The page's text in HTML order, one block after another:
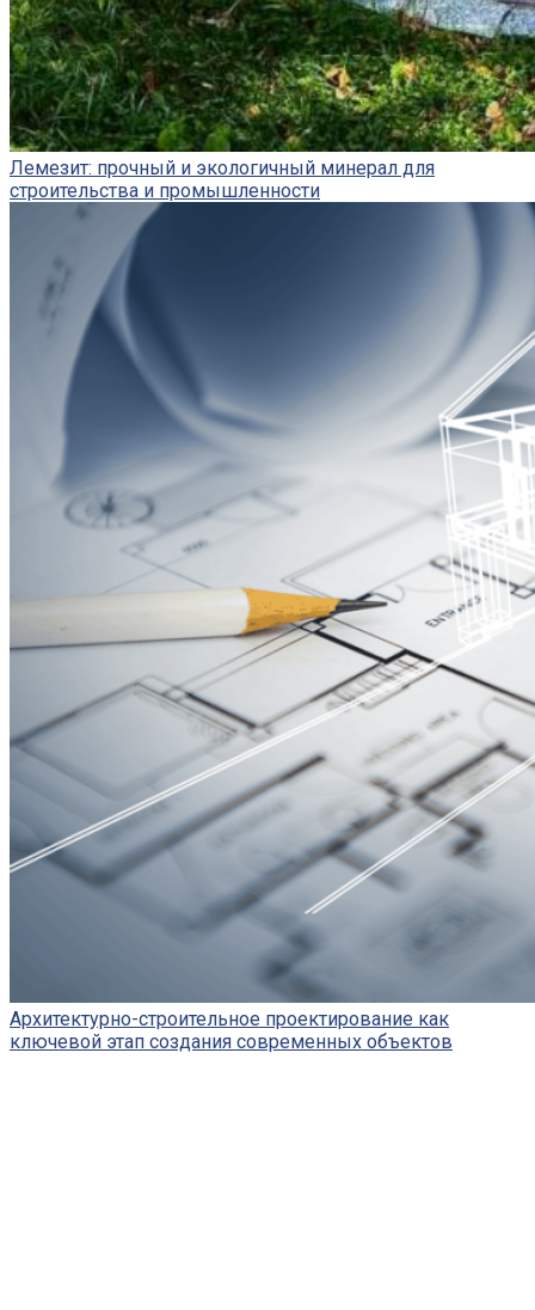
Лемезит: прочный и экологичный минерал для
строительства и промышленности
Архитектурно-строительное проектирование как
ключевой этап создания современных объектов